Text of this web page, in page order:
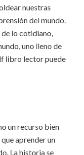
nuestras
del mundo.
lo cotidiano,
uno lleno de
libro lector puede
un recurso bien
aprender un
La historia se